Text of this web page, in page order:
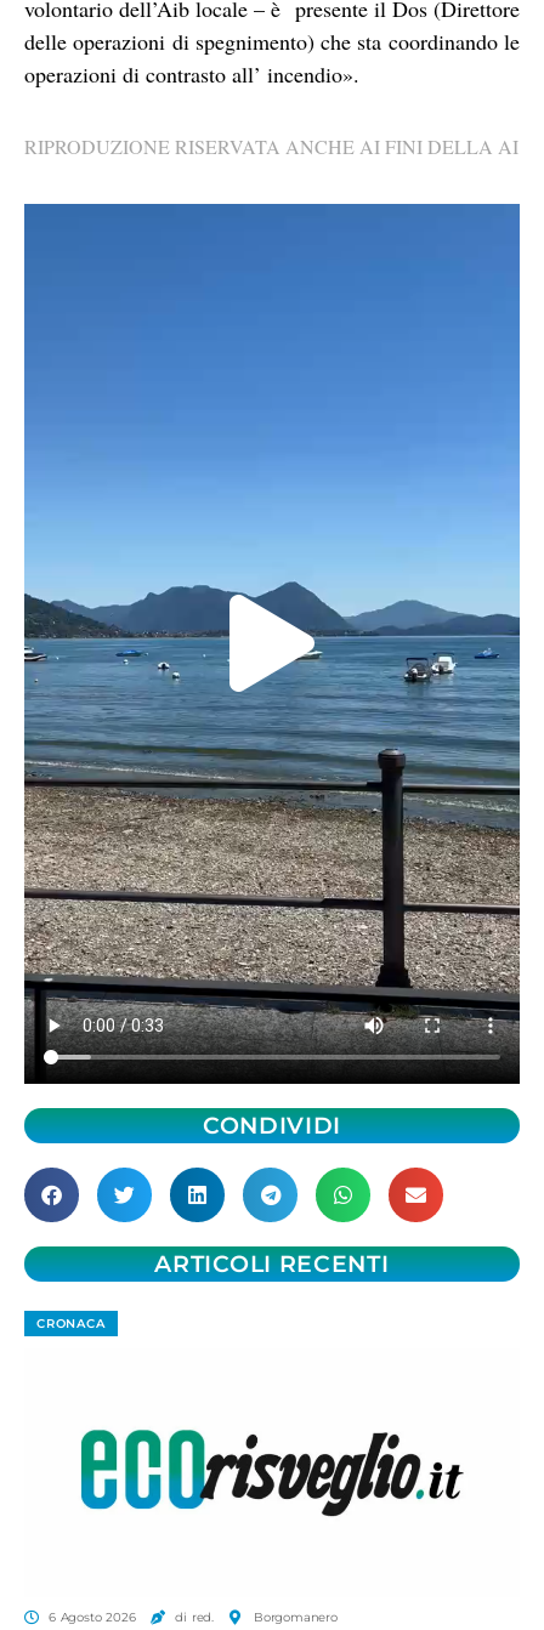
volontario dell’Aib locale – è presente il Dos (Direttore
delle operazioni di spegnimento) che sta coordinando le
operazioni di contrasto all’ incendio».
RIPRODUZIONE RISERVATA ANCHE AI FINI DELLA AI
CONDIVIDI
ARTICOLI RECENTI
CRONACA
6 Agosto 2026 di red. Borgomanero